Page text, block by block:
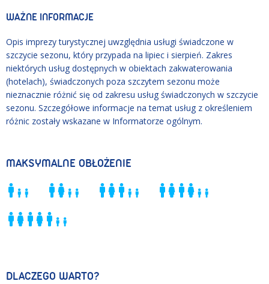
WAŻNE INFORMACJE
Opis imprezy turystycznej uwzględnia usługi świadczone w
szczycie sezonu, który przypada na lipiec i sierpień. Zakres
niektórych usług dostępnych w obiektach zakwaterowania
(hotelach), świadczonych poza szczytem sezonu może
nieznacznie różnić się od zakresu usług świadczonych w szczycie
sezonu. Szczegółowe informacje na temat usług z określeniem
różnic zostały wskazane w Informatorze ogólnym.
MAKSYMALNE OBŁOŻENIE
DLACZEGO WARTO?